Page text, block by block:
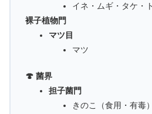
イネ・ムギ・タケ・
裸子植物門
マツ目
マツ
🍄 菌界
担子菌門
きのこ（食用・有毒）